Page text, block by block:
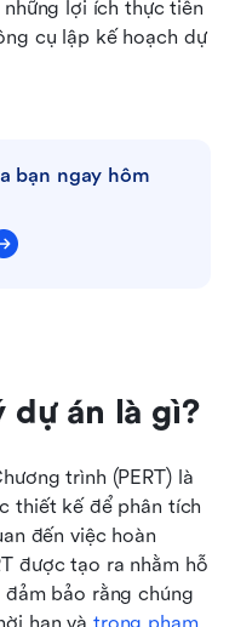
lợi ích thực tiễn
cụ lập kế hoạch dự
bạn ngay hôm
dự án là gì?
trình (PERT) là
thiết kế để phân tích
đến việc hoàn
được tạo ra nhằm hỗ
bảo rằng chúng
hạn và trong phạm